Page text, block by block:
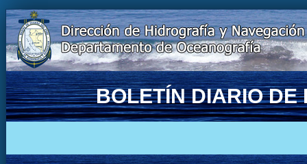
BOLETÍN DIARIO DE